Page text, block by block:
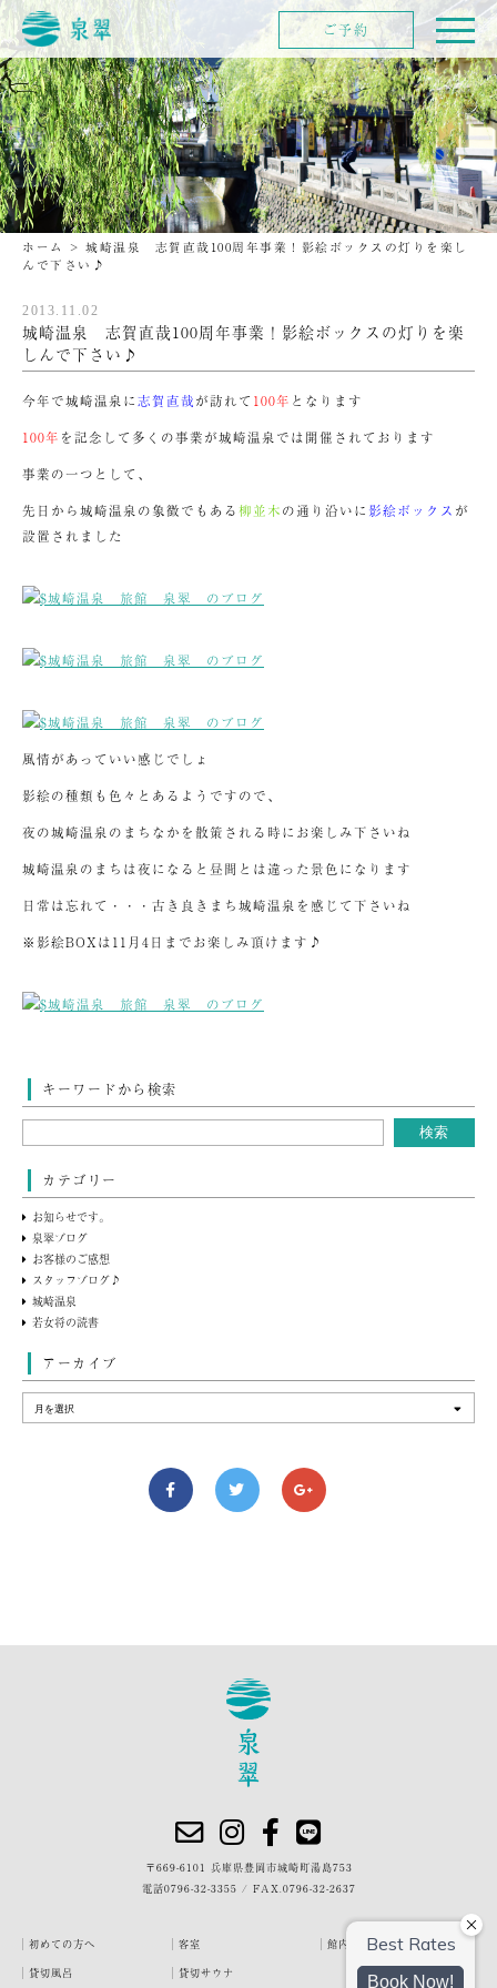
ホーム > 城崎温泉 志賀直哉100周年事業！影絵ボックスの灯りを楽し
んで下さい♪
2013.11.02
城崎温泉 志賀直哉100周年事業！影絵ボックスの灯りを楽
しんで下さい♪
今年で城崎温泉に志賀直哉が訪れて 100年 となります
100年 を記念して多くの事業が城崎温泉では開催されております
事業の一つとして、
先日から城崎温泉の象徴でもある柳並木の通り沿いに 影絵ボックス が
設置されました
風情があっていい感じでしょ
影絵の種類も色々とあるようですので、
夜の城崎温泉のまちなかを散策される時にお楽しみ下さいね
城崎温泉のまちは夜になると昼間とは違った景色になります
日常は忘れて・・・古き良きまち城崎温泉を感じて下さいね
※影絵BOXは11月4日までお楽しみ頂けます♪
キーワードから検索
カテゴリー
お知らせです。
泉翠ブログ
お客様のご感想
スタッフブログ♪
城崎温泉
若女将の読書
アーカイブ
ご予約
〒669-6101 兵庫県豊岡市城崎町湯島753
電話0796-32-3355 / FAX.0796-32-2637
初めての方へ 客室
館内・施設
貸切風呂
貸切サウナ